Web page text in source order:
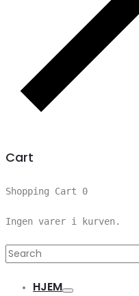
Cart
Shopping Cart 0
Ingen varer i kurven.
Search
HJEM